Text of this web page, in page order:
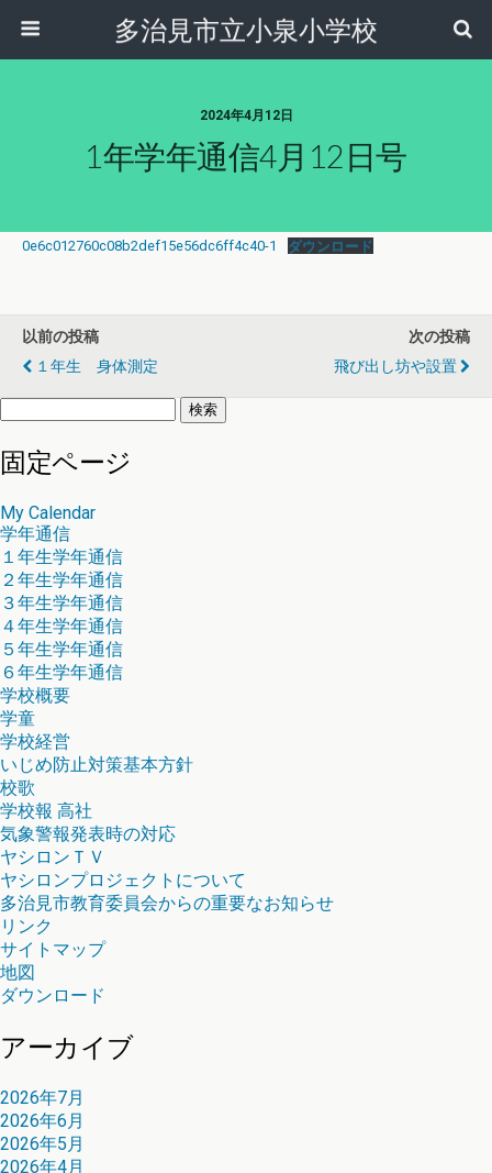
多治見市立小泉小学校
2024年4月12日
1年学年通信4月12日号
0e6c012760c08b2def15e56dc6ff4c40-1 ダウンロード
以前の投稿
１年生 身体測定
次の投稿
飛び出し坊や設置
検
固定ページ
My Calendar
学年通信
１年生学年通信
２年生学年通信
３年生学年通信
４年生学年通信
５年生学年通信
６年生学年通信
学校概要
学童
学校経営
いじめ防止対策基本方針
校歌
学校報 高社
気象警報発表時の対応
ヤシロンＴＶ
ヤシロンプロジェクトについて
多治見市教育委員会からの重要なお知らせ
リンク
サイトマップ
地図
ダウンロード
アーカイブ
2026年7月
2026年6月
2026年5月
2026年4月